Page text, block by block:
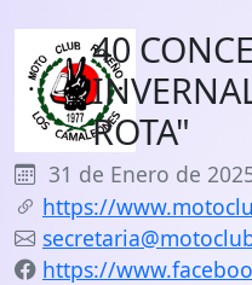
40
ROTA"
31 de Enero de
https://
https://